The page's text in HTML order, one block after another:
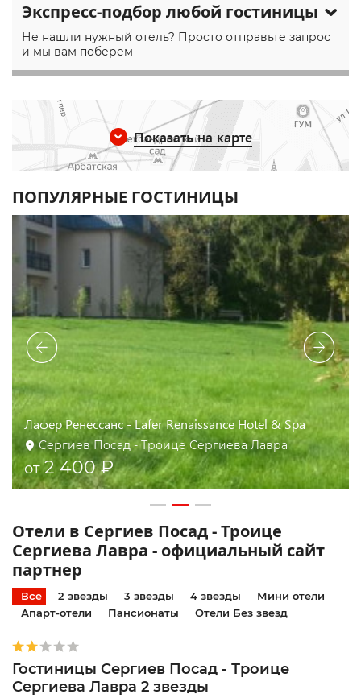
Экспресс-подбор любой гостиницы
Не нашли нужный отель? Просто отправьте запрос
и мы вам поберем
Показать на карте
ПОПУЛЯРНЫЕ ГОСТИНИЦЫ
Лафер Ренессанс - Lafer Renaissance Hotel & Spa
Сергиев Посад - Троице Сергиева Лавра
от2 400 ₽
Отели в Сергиев Посад - Троице
Сергиева Лавра - официальный сайт
партнер
Все 2 звезды 3 звезды 4 звезды
Мини отели
Апарт-отели
Пансионаты Отели Без звезд
Гостиницы Сергиев Посад - Троице
Сергиева Лавра 2 звезды